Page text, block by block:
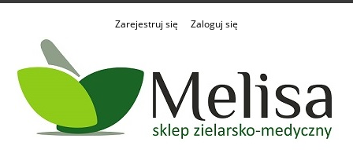
Zarejestruj się Zaloguj się